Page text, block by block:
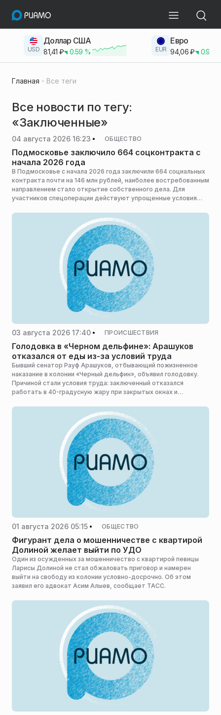
USD
Доллар США
81,41 ₽ 0.59 % EUR
Евро
94,06₽ 0.93
Главная Все теги
Все новости по тегу:
«Заключенные»
04 августа 2026 16:23 ОБЩЕСТВО
Подмосковье заключило 664 соцконтракта с
начала 2026 года
В Подмосковье с начала 2026 года заключили 664 социальных
контракта почти на 146 млн рублей, наиболее востребованным
направлением стало открытие собственного дела. Для
участников спецоперации действуют упрощенные условия
министерства социального развития Московской области.
03 августа 2026 17:40 ПРОИСШЕСТВИЯ
Голодовка в «Черном дельфине»: Арашуков
отказался от еды из-за условий труда
Бывший сенатор Рауф Арашуков, отбывающий пожизненное
наказание в колонии «Черный дельфин», объявил голодовку.
Причиной стали условия труда: заключенный отказался
работать в 40-градусную жару при закрытых окнах и
01 августа 2026 05:15 ОБЩЕСТВО
Фигурант дела о мошенничестве с квартирой
Долиной желает выйти по УДО
Один из осужденных за мошенничество с квартирой певицы
Ларисы Долиной не стал обжаловать приговор и намерен
выйти на свободу из колонии условно-досрочно. Об этом
заявил его адвокат Асим Алыев, сообщает ТАСС.